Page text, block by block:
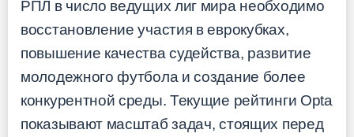
РПЛ в число ведущих лиг мира необходимо
восстановление участия в еврокубках,
повышение качества судейства, развитие
молодежного футбола и создание более
конкурентной среды. Текущие рейтинги Opta
показывают масштаб задач, стоящих перед